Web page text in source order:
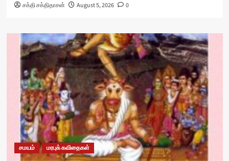
சக்தி சக்திதாசன் August 5, 2026 0
சமயம் மரபுக் கவிதைகள்